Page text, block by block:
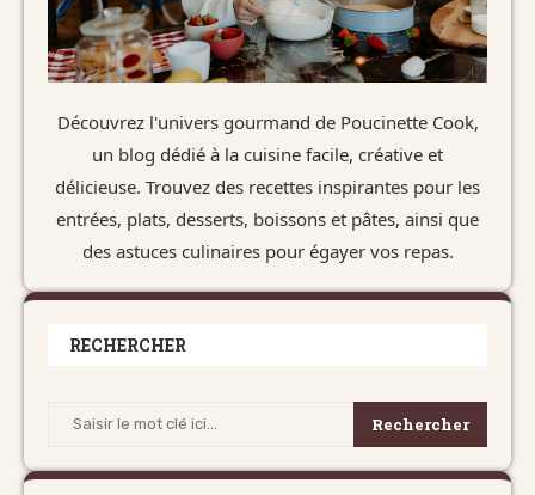
Découvrez l'univers gourmand de Poucinette Cook,
un blog dédié à la cuisine facile, créative et
délicieuse. Trouvez des recettes inspirantes pour les
entrées, plats, desserts, boissons et pâtes, ainsi que
des astuces culinaires pour égayer vos repas.
RECHERCHER
Rechercher